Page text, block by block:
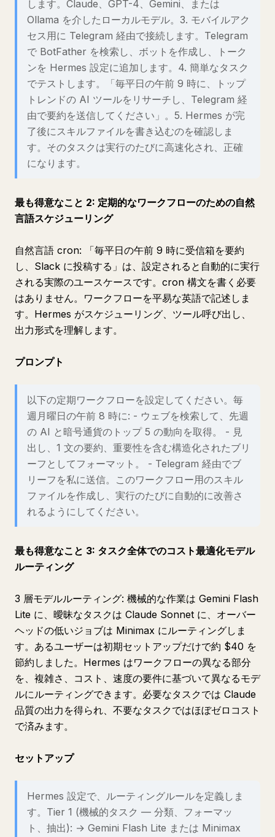
します。Claude、GPT-4、Gemini、または
Ollama を介したローカルモデル。3. モバイルアク
セス用に Telegram 経由で接続します。Telegram
で BotFather を検索し、ボットを作成し、トーク
ンを Hermes 設定に追加します。4. 簡単なタスク
でテストします。「毎平日の午前 9 時に、トップ
トレンドの AI ツールをリサーチし、Telegram 経
由で要約を送信してください」。5. Hermes が完
了後にスキルファイルを書き込むのを確認しま
す。そのタスクは実行のたびに高速化され、正確
になります。
最も得意なこと 2: 定期的なワークフローのための自然
言語スケジューリング
自然言語 cron: 「毎平日の午前 9 時に受信箱を要約
し、Slack に投稿する」は、設定されると自動的に実行
される実際のユースケースです。cron 構文を書く必要
はありません。ワークフローを平易な英語で記述しま
す。Hermes がスケジューリング、ツール呼び出し、
出力形式を理解します。
プロンプト
以下の定期ワークフローを設定してください。毎
週月曜日の午前 8 時に: - ウェブを検索して、先週
の AI と暗号通貨のトップ 5 の動向を取得。 - 見
出し、1 文の要約、重要性を含む構造化されたブリ
ーフとしてフォーマット。 - Telegram 経由でブ
リーフを私に送信。このワークフロー用のスキル
ファイルを作成し、実行のたびに自動的に改善さ
れるようにしてください。
最も得意なこと 3: タスク全体でのコスト最適化モデル
ルーティング
3 層モデルルーティング: 機械的な作業は Gemini Flash
Lite に、曖昧なタスクは Claude Sonnet に、オーバー
ヘッドの低いジョブは Minimax にルーティングしま
す。あるユーザーは初期セットアップだけで約 $40 を
節約しました。Hermes はワークフローの異なる部分
を、複雑さ、コスト、速度の要件に基づいて異なるモデ
ルにルーティングできます。必要なタスクでは Claude
品質の出力を得られ、不要なタスクではほぼゼロコスト
で済みます。
セットアップ
Hermes 設定で、ルーティングルールを定義しま
す。Tier 1 (機械的タスク — 分類、フォーマッ
ト、抽出): → Gemini Flash Lite または Minimax